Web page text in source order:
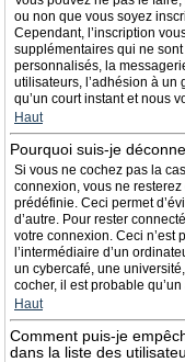
ou non que vous soyez
Cependant, l’inscription
supplémentaires qui ne
personnalisés, la
utilisateurs, l’adhésion à un
qu’un court instant et nous
Haut
Pourquoi suis-je
Si vous ne cochez pas la
connexion, vous ne
prédéfinie. Ceci permet
d’autre. Pour rester
votre connexion. Ceci n’est
l’intermédiaire d’un
un cybercafé, une
cocher, il est probable
Haut
Comment puis-je
dans la liste des